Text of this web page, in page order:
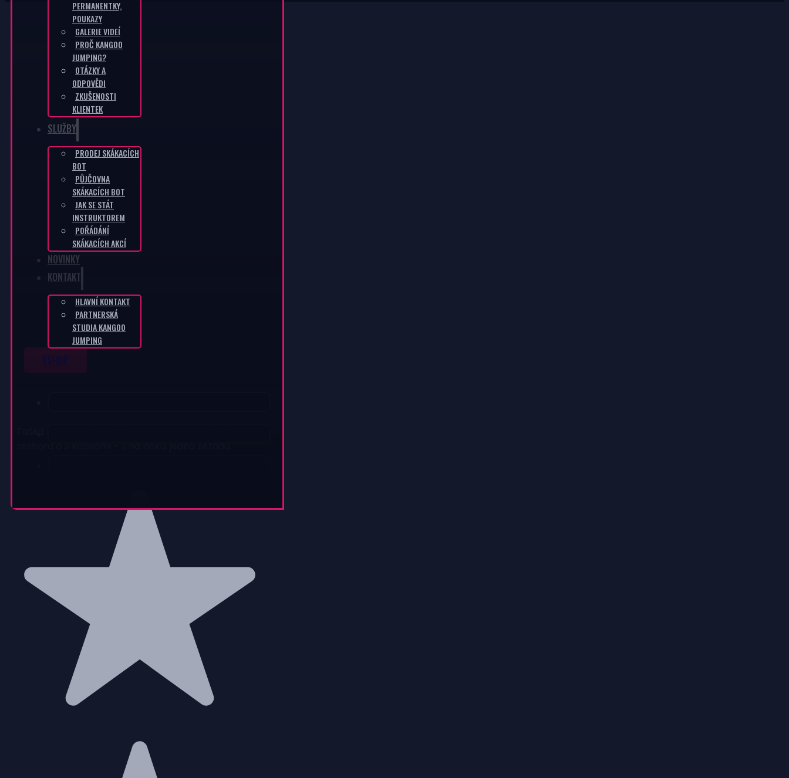
PERMANENTKY,
POUKAZY
GALERIE VIDEÍ
PROČ KANGOO
JUMPING?
OTÁZKY A
ODPOVĚDI
ZKUŠENOSTI
KLIENTEK
SLUŽBY
PRODEJ SKÁKACÍCH
BOT
PŮJČOVNA
SKÁKACÍCH BOT
JAK SE STÁT
INSTRUKTOREM
POŘÁDÁNÍ
SKÁKACÍCH AKCÍ
NOVINKY
KONTAKT
HLAVNÍ KONTAKT
PARTNERSKÁ
STUDIA KANGOO
JUMPING